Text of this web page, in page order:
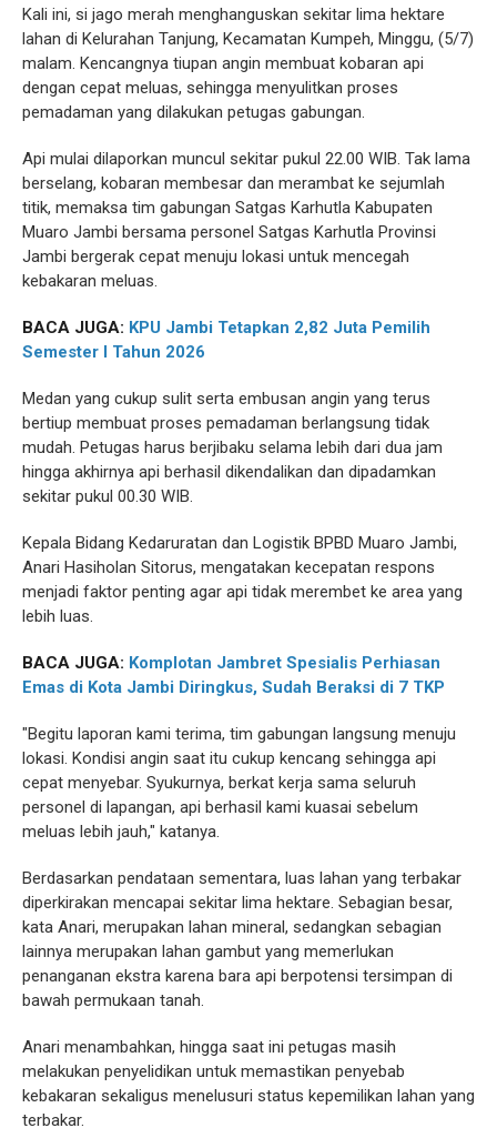
Kali ini, si jago merah menghanguskan sekitar lima hektare
lahan di Kelurahan Tanjung, Kecamatan Kumpeh, Minggu, (5/7)
malam. Kencangnya tiupan angin membuat kobaran api
dengan cepat meluas, sehingga menyulitkan proses
pemadaman yang dilakukan petugas gabungan.
Api mulai dilaporkan muncul sekitar pukul 22.00 WIB. Tak lama
berselang, kobaran membesar dan merambat ke sejumlah
titik, memaksa tim gabungan Satgas Karhutla Kabupaten
Muaro Jambi bersama personel Satgas Karhutla Provinsi
Jambi bergerak cepat menuju lokasi untuk mencegah
kebakaran meluas.
BACA JUGA: KPU Jambi Tetapkan 2,82 Juta Pemilih
Semester I Tahun 2026
Medan yang cukup sulit serta embusan angin yang terus
bertiup membuat proses pemadaman berlangsung tidak
mudah. Petugas harus berjibaku selama lebih dari dua jam
hingga akhirnya api berhasil dikendalikan dan dipadamkan
sekitar pukul 00.30 WIB.
Kepala Bidang Kedaruratan dan Logistik BPBD Muaro Jambi,
Anari Hasiholan Sitorus, mengatakan kecepatan respons
menjadi faktor penting agar api tidak merembet ke area yang
lebih luas.
BACA JUGA: Komplotan Jambret Spesialis Perhiasan
Emas di Kota Jambi Diringkus, Sudah Beraksi di 7 TKP
"Begitu laporan kami terima, tim gabungan langsung menuju
lokasi. Kondisi angin saat itu cukup kencang sehingga api
cepat menyebar. Syukurnya, berkat kerja sama seluruh
personel di lapangan, api berhasil kami kuasai sebelum
meluas lebih jauh," katanya.
Berdasarkan pendataan sementara, luas lahan yang terbakar
diperkirakan mencapai sekitar lima hektare. Sebagian besar,
kata Anari, merupakan lahan mineral, sedangkan sebagian
lainnya merupakan lahan gambut yang memerlukan
penanganan ekstra karena bara api berpotensi tersimpan di
bawah permukaan tanah.
Anari menambahkan, hingga saat ini petugas masih
melakukan penyelidikan untuk memastikan penyebab
kebakaran sekaligus menelusuri status kepemilikan lahan yang
terbakar.